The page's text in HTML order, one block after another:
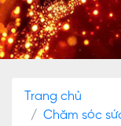
Trang chủ
Chăm sóc